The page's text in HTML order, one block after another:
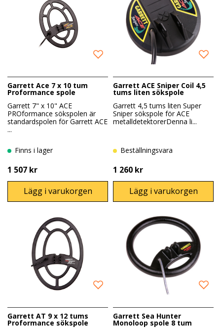
Garrett Ace 7 x 10 tum
Proformance spole
Garrett 7" x 10" ACE
PROformance sökspolen är
standardspolen för Garrett ACE
...
Finns i lager
1 507 kr
Lägg i varukorgen
Garrett ACE Sniper Coil 4,5
tums liten sökspole
Garrett 4,5 tums liten Super
Sniper sökspole för ACE
metalldetektorerDenna li...
Beställningsvara
1 260 kr
Lägg i varukorgen
Garrett AT 9 x 12 tums
Proformance sökspole
Garrett Sea Hunter
Monoloop spole 8 tum